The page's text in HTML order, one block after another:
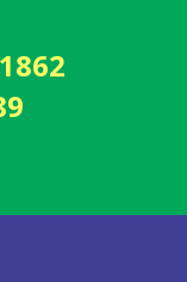
1862